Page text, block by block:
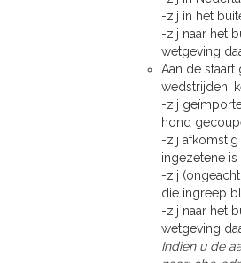
-zij in het
-zij naar het
wetgeving
Aan de
wedstrijden,
-zij
hond
-zij afkomstig
ingezetene is
-zij
die ingreep
-zij naar het
wetgeving
Indien u de